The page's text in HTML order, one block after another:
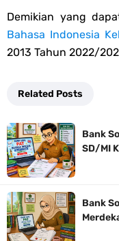
Demikian yang
Bahasa Indonesia
2013 Tahun 2022/
Related Posts
Bank
SD/MI
Bank